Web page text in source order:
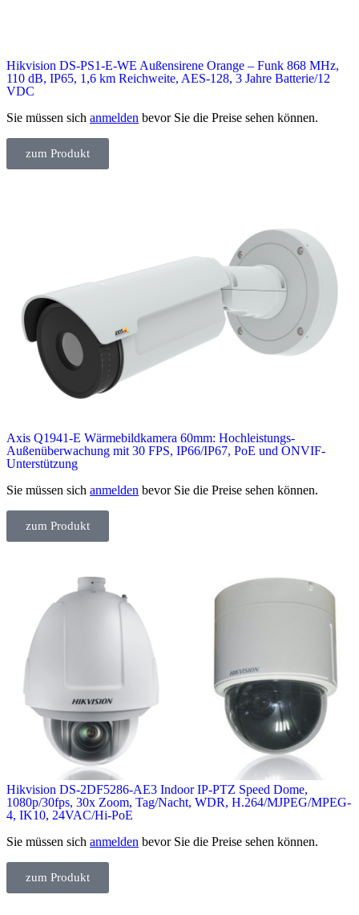
Hikvision DS-PS1-E-WE Außensirene Orange – Funk 868 MHz,
110 dB, IP65, 1,6 km Reichweite, AES-128, 3 Jahre Batterie/12
VDC
Sie müssen sich anmelden bevor Sie die Preise sehen können.
zum Produkt
Axis Q1941-E Wärmebildkamera 60mm: Hochleistungs-
Außenüberwachung mit 30 FPS, IP66/IP67, PoE und ONVIF-
Unterstützung
Sie müssen sich anmelden bevor Sie die Preise sehen können.
zum Produkt
Hikvision DS-2DF5286-AE3 Indoor IP-PTZ Speed Dome,
1080p/30fps, 30x Zoom, Tag/Nacht, WDR, H.264/MJPEG/MPEG-
4, IK10, 24VAC/Hi-PoE
Sie müssen sich anmelden bevor Sie die Preise sehen können.
zum Produkt